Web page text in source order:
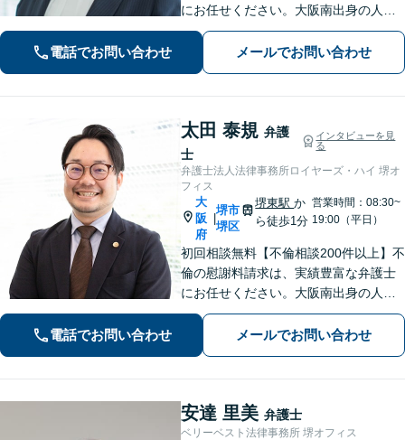
にお任せください。大阪南出身の人情
派弁護士が対応【交通事故も強い】交
通事故に遭われてお困りの方はお気軽
にお電話ください【当日／夜間／休日
電話でお問い合わせ メールでお問い合わせ
太田 泰規 弁護
士
インタビューを見
る
弁護士法人法律事務所ロイヤーズ・ハイ 堺オ
フィス
大
阪
府
|
堺市
堺区
堺東駅か
ら徒歩1分
営業時間：08:30~
19:00（平日）
初回相談無料【不倫相談200件以上】不
倫の慰謝料請求は、実績豊富な弁護士
にお任せください。大阪南出身の人情
派弁護士が対応【交通事故も強い】交
通事故に遭われてお困りの方はお気軽
にお電話ください【当日／夜間／休日
電話でお問い合わせ メールでお問い合わせ
安達 里美 弁護士
ベリーベスト法律事務所 堺オフィス